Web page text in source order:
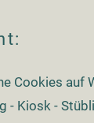
Cookies auf
- Kiosk -